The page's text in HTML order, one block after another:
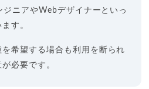
ニアやWebデザイナーといっ
す。
希望する場合も利用を断られ
必要です。